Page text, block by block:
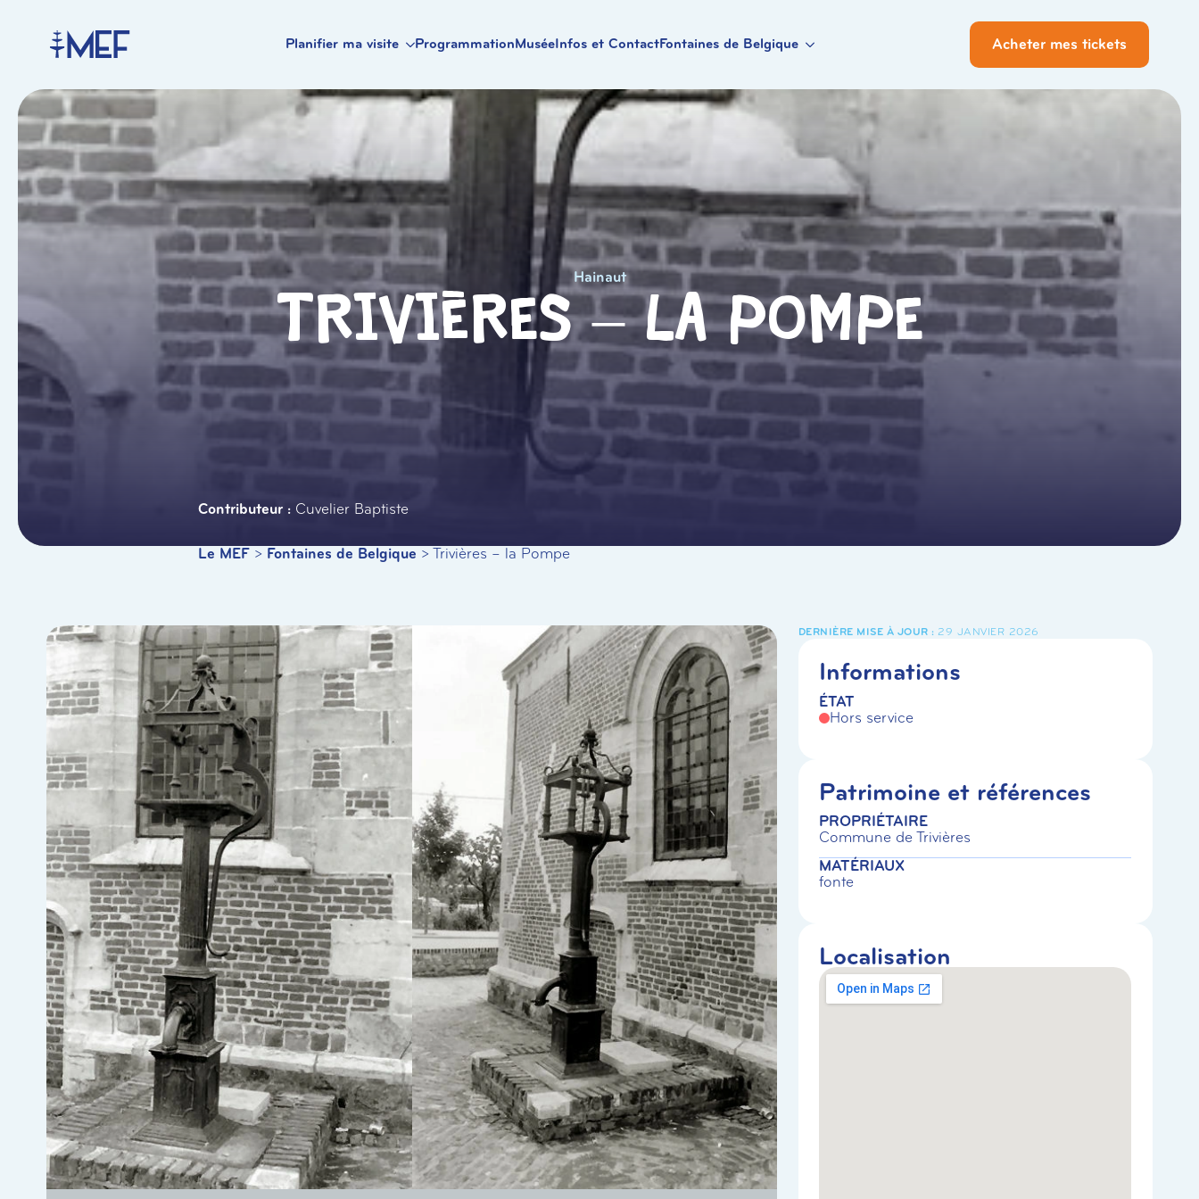
Planifier ma visite ProgrammationMuséeInfos et ContactFontaines de Belgique Acheter mes tickets
Hainaut
Trivières – la Pompe
Cuvelier Baptiste
Le MEF > Fontaines de Belgique > Trivières – la Pompe
29 JANVIER 2026
Informations
ÉTAT
Hors service
Patrimoine et références
PROPRIÉTAIRE
Commune de Trivières
MATÉRIAUX
fonte
Localisation